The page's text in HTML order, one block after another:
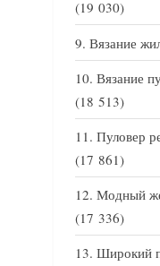
(19 030)
Вязание
Вязание
(18 513)
Пуловер
(17 861)
Модный
(17 336)
Широкий